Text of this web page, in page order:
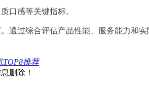
口感等关键指标。
过综合评估产品性能、服务能力和
TOP8推荐
删除！